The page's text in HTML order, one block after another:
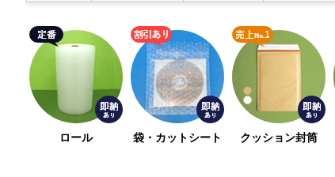
ロール 袋・カットシート クッション封筒